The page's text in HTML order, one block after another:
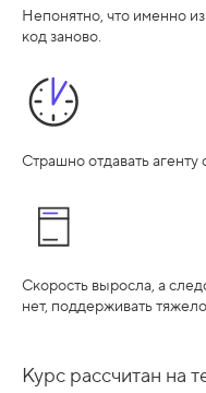
Непонятно, что именно
код заново.
Страшно отдавать
Скорость выросла, а
нет, поддерживать
Курс рассчитан на